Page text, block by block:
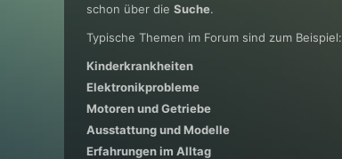
schon über die Suche.
Typische Themen im Forum sind zum Beispiel:
Kinderkrankheiten
Elektronikprobleme
Motoren und Getriebe
Ausstattung und Modelle
Erfahrungen im Alltag